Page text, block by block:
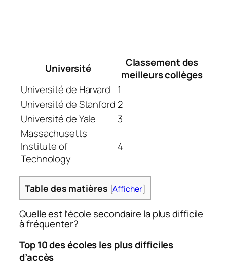
Université
Classement des
meilleurs collèges
Université de Harvard
1
Université de Stanford 2
Université de Yale
3
Massachusetts
Institute of
Technology
4
Table des matières [Afficher]
Quelle est l’école secondaire la plus difficile
à fréquenter?
Top 10 des écoles les plus difficiles
d’accès